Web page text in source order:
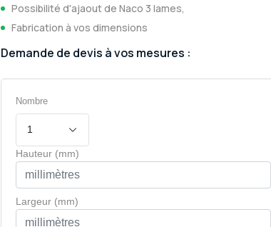
Possibilité d'ajaout de Naco 3 lames,
Fabrication à vos dimensions
Demande de devis à vos mesures :
Nombre
Hauteur (mm)
Largeur (mm)